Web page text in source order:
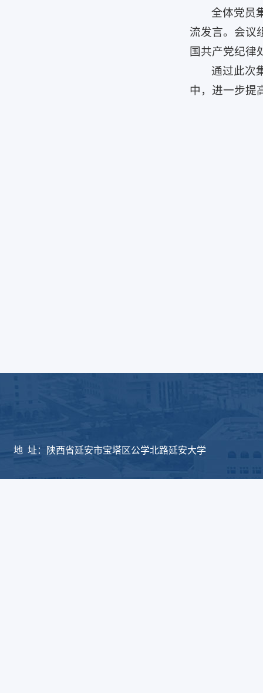
全体党员
流发言。会议
国共产党纪律
通过此次
中，进一步提
地 址：陕西省延安市宝塔区公学北路延安大学